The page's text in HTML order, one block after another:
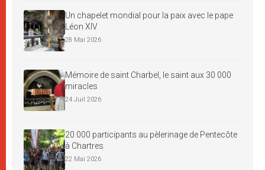
Un chapelet mondial pour la paix avec le pape
Léon XIV
28 Mai 2026
Mémoire de saint Charbel, le saint aux 30 000
miracles
24 Juil 2026
20 000 participants au pèlerinage de Pentecôte
à Chartres
22 Mai 2026